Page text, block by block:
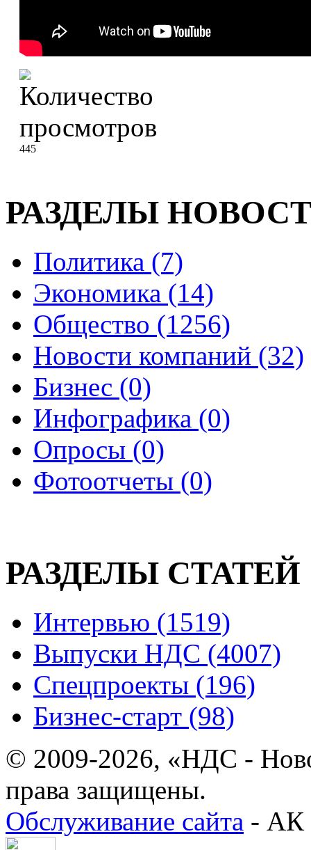
445
РАЗДЕЛЫ
Политика (7)
Экономика (14)
Общество (1256)
Новости компаний (32)
Бизнес (0)
Инфографика (0)
Опросы (0)
Фотоотчеты (0)
РАЗДЕЛЫ СТАТЕЙ
Интервью (1519)
Выпуски НДС (4007)
Спецпроекты (196)
Бизнес-старт (98)
© 2009-2026, «НДС -
права защищены.
Обслуживание сайта - АК